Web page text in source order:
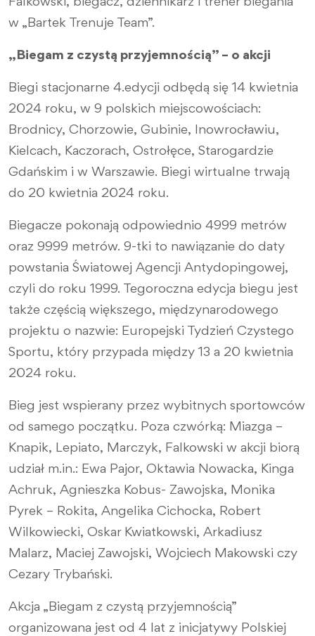
Falkowski, biegacz, dziennikarz i trener biegania
w „Bartek Trenuje Team”.
„Biegam z czystą przyjemnością” – o akcji
Biegi stacjonarne 4.edycji odbędą się 14 kwietnia
2024 roku, w 9 polskich miejscowościach:
Brodnicy, Chorzowie, Gubinie, Inowrocławiu,
Kielcach, Kaczorach, Ostrołęce, Starogardzie
Gdańskim i w Warszawie. Biegi wirtualne trwają
do 20 kwietnia 2024 roku.
Biegacze pokonają odpowiednio 4999 metrów
oraz 9999 metrów. 9-tki to nawiązanie do daty
powstania Światowej Agencji Antydopingowej,
czyli do roku 1999. Tegoroczna edycja biegu jest
także częścią większego, międzynarodowego
projektu o nazwie: Europejski Tydzień Czystego
Sportu, który przypada między 13 a 20 kwietnia
2024 roku.
Bieg jest wspierany przez wybitnych sportowców
od samego początku. Poza czwórką: Miazga –
Knapik, Lepiato, Marczyk, Falkowski w akcji biorą
udział m.in.: Ewa Pajor, Oktawia Nowacka, Kinga
Achruk, Agnieszka Kobus- Zawojska, Monika
Pyrek – Rokita, Angelika Cichocka, Robert
Wilkowiecki, Oskar Kwiatkowski, Arkadiusz
Malarz, Maciej Zawojski, Wojciech Makowski czy
Cezary Trybański.
Akcja „Biegam z czystą przyjemnością”
organizowana jest od 4 lat z inicjatywy Polskiej